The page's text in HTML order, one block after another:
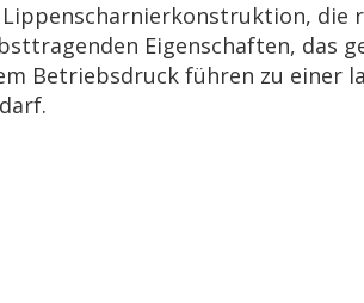
die
Eigenschaften, das
Betriebsdruck führen zu einer